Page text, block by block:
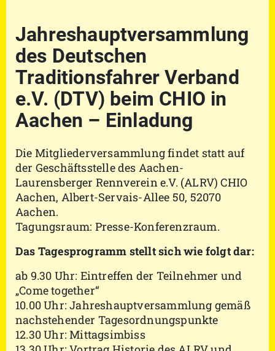
Jahreshauptversammlung
des Deutschen
Traditionsfahrer Verband
e.V. (DTV) beim CHIO in
Aachen – Einladung
Die Mitgliederversammlung findet statt auf
der Geschäftsstelle des Aachen-
Laurensberger Rennverein e.V. (ALRV) CHIO
Aachen, Albert-Servais-Allee 50, 52070
Aachen.
Tagungsraum: Presse-Konferenzraum.
Das Tagesprogramm stellt sich wie folgt dar:
ab 9.30 Uhr: Eintreffen der Teilnehmer und
„Come together“
10.00 Uhr: Jahreshauptversammlung gemäß
nachstehender Tagesordnungspunkte
12.30 Uhr: Mittagsimbiss